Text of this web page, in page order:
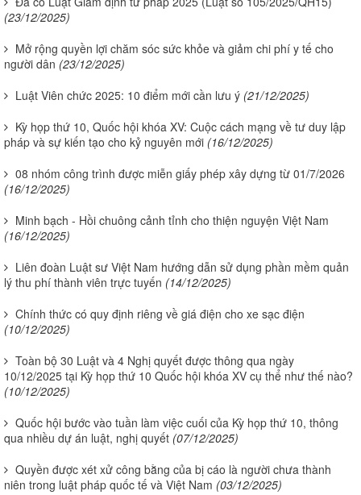
(23/12/2025)
Mở rộng quyền lợi chăm sóc sức khỏe và giảm chi phí y tế cho
người dân (23/12/2025)
Luật Viên chức 2025: 10 điểm mới cần lưu ý (21/12/2025)
Kỳ họp thứ 10, Quốc hội khóa XV: Cuộc cách mạng về tư duy lập
pháp và sự kiến tạo cho kỷ nguyên mới (16/12/2025)
08 nhóm công trình được miễn giấy phép xây dựng từ 01/7/2026
(16/12/2025)
Minh bạch - Hồi chuông cảnh tỉnh cho thiện nguyện Việt Nam
(16/12/2025)
Liên đoàn Luật sư Việt Nam hướng dẫn sử dụng phần mềm quản
lý thu phí thành viên trực tuyến (14/12/2025)
Chính thức có quy định riêng về giá điện cho xe sạc điện
(10/12/2025)
Toàn bộ 30 Luật và 4 Nghị quyết được thông qua ngày
10/12/2025 tại Kỳ họp thứ 10 Quốc hội khóa XV cụ thể như thế nào?
(10/12/2025)
Quốc hội bước vào tuần làm việc cuối của Kỳ họp thứ 10, thông
qua nhiều dự án luật, nghị quyết (07/12/2025)
Quyền được xét xử công bằng của bị cáo là người chưa thành
niên trong luật pháp quốc tế và Việt Nam (03/12/2025)